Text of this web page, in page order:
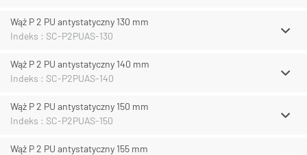
Wąż P 2 PU antystatyczny 130 mm
Indeks : SC-P2PUAS-130
Wąż P 2 PU antystatyczny 140 mm
Indeks : SC-P2PUAS-140
Wąż P 2 PU antystatyczny 150 mm
Indeks : SC-P2PUAS-150
Wąż P 2 PU antystatyczny 155 mm